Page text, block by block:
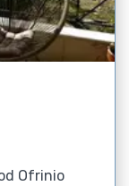
Ofrinio